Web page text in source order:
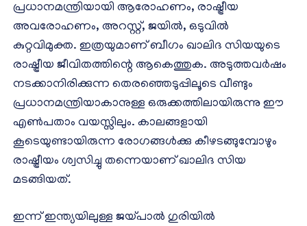
പ്രധാനമന്ത്രിയായി ആരോഹണം, രാഷ്ട്രീയ
അവരോഹണം, അറസ്റ്റ്, ജയില്‍, ഒടുവില്‍
കുറ്റവിമുക്ത. ഇത്രയുമാണ് ബീഗം ഖാലിദ സിയയുടെ
രാഷ്ട്രീയ ജീവിതത്തിന്റെ ആകെത്തുക. അടുത്തവര്‍ഷം
നടക്കാനിരിക്കുന്ന തെരഞ്ഞെടുപ്പിലൂടെ വീണ്ടും
പ്രധാനമന്ത്രിയാകാനുള്ള ഒരുക്കത്തിലായിരുന്നു ഈ
എണ്‍പതാം വയസ്സിലും. കാലങ്ങളായി
കൂടെയുണ്ടായിരുന്ന രോഗങ്ങള്‍ക്കു കീഴടങ്ങുമ്പോഴും
രാഷ്ട്രീയം ശ്വസിച്ചു തന്നെയാണ് ഖാലിദ സിയ
മടങ്ങിയത്.
ഇന്ന് ഇന്ത്യയിലുള്ള ജയ്പാല്‍ ഗുരിയില്‍